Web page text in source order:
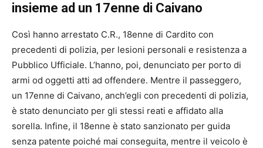
insieme ad un 17enne di Caivano
Così hanno arrestato C.R., 18enne di Cardito con
precedenti di polizia, per lesioni personali e resistenza a
Pubblico Ufficiale. L’hanno, poi, denunciato per porto di
armi od oggetti atti ad offendere. Mentre il passeggero,
un 17enne di Caivano, anch’egli con precedenti di polizia,
è stato denunciato per gli stessi reati e affidato alla
sorella. Infine, il 18enne è stato sanzionato per guida
senza patente poiché mai conseguita, mentre il veicolo è